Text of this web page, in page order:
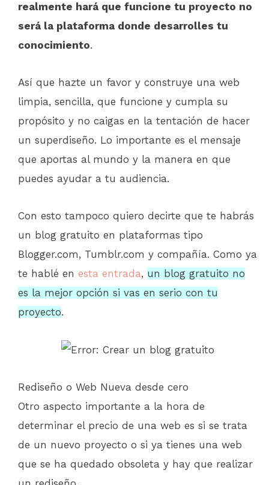
realmente hará que funcione tu proyecto no
será la plataforma donde desarrolles tu
conocimiento.
Así que hazte un favor y construye una web
limpia, sencilla, que funcione y cumpla su
propósito y no caigas en la tentación de hacer
un superdiseño. Lo importante es el mensaje
que aportas al mundo y la manera en que
puedes ayudar a tu audiencia.
Con esto tampoco quiero decirte que te habrás
un blog gratuito en plataformas tipo
Blogger.com, Tumblr.com y compañía. Como ya
te hablé en esta entrada, un blog gratuito no
es la mejor opción si vas en serio con tu
proyecto.
Rediseño o Web Nueva desde cero
Otro aspecto importante a la hora de
determinar el precio de una web es si se trata
de un nuevo proyecto o si ya tienes una web
que se ha quedado obsoleta y hay que realizar